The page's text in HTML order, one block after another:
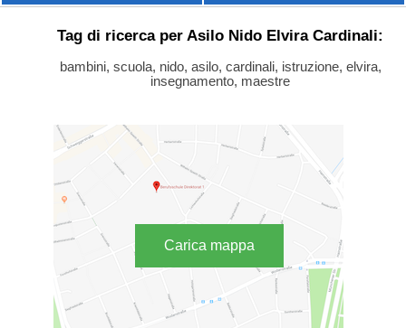
Tag di ricerca per Asilo Nido Elvira Cardinali:
bambini, scuola, nido, asilo, cardinali, istruzione, elvira,
insegnamento, maestre
Carica mappa